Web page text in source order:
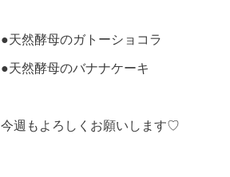
●天然酵母のガトーショコラ
●天然酵母のバナナケーキ
今週もよろしくお願いします♡